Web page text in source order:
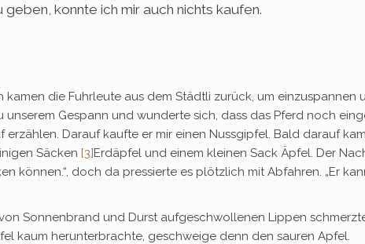
geben, konnte ich mir auch nichts kaufen.
kamen die Fuhrleute aus dem Städtli zurück, um einzuspannen
Gespann und wunderte sich, dass das Pferd noch
erzählen. Darauf kaufte er mir einen Nussgipfel. Bald darauf
Säcken [3]Erdäpfel und einem kleinen Sack Äpfel. Der
können.“, doch da pressierte es plötzlich mit Abfahren. „Er
Sonnenbrand und Durst aufgeschwollenen Lippen
kaum herunterbrachte, geschweige denn den sauren Apfel.